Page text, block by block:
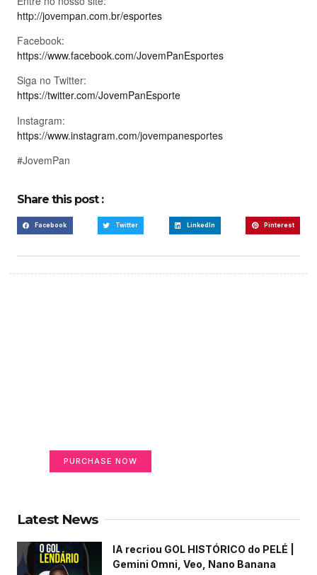
http://jovempan.com.br/esportes
Facebook:
https://www.facebook.com/JovemPanEsportes
Siga no Twitter:
https://twitter.com/JovemPanEsporte
Instagram:
https://www.instagram.com/jovempanesportes
#JovemPan
Share this post :
Facebook Twitter LinkedIn Pinterest
PURCHASE NOW
Latest News
IA recriou GOL HISTÓRICO do PELÉ |
Gemini Omni, Veo, Nano Banana